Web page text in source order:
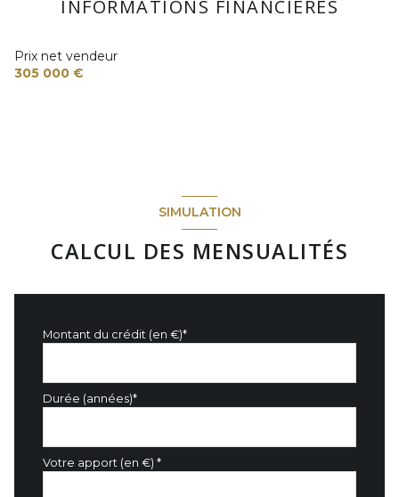
INFORMATIONS FINANCIÈRES
Prix net vendeur
305 000 €
SIMULATION
CALCUL DES MENSUALITÉS
Montant du crédit (en €)*
Durée (années)*
Votre apport (en €) *